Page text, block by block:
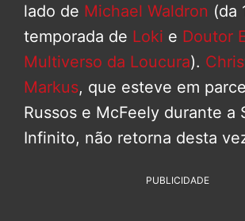
lado de Michael Waldron (da
temporada de Loki e Doutor
Multiverso da Loucura).
Markus, que esteve em
Russos e McFeely durante a
Infinito, não retorna desta
PUBLICIDADE